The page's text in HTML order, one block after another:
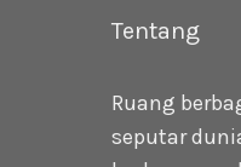
Tentang
Ruang
seputar